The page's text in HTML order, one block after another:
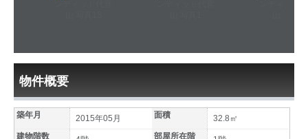
物件概要
築年月 2015年05月 面積
32.8㎡
建物階数
部屋所在階